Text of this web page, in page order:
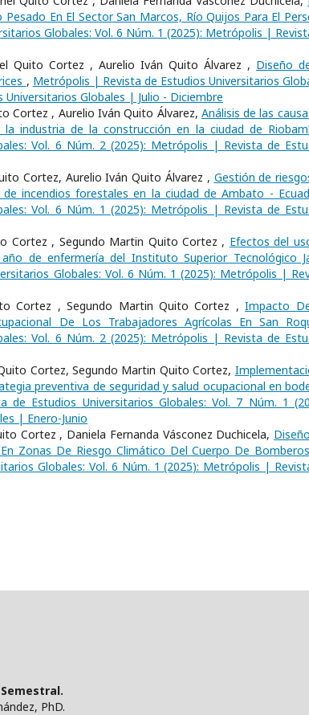
En El Sector San Marcos, Río Quijos Para El
Globales: Vol. 6 Núm. 1 (2025): Metrópolis |
Quito Cortez , Aurelio Iván Quito Álvarez , Diseño
, Metrópolis | Revista de Estudios Universitarios
Globales | Julio - Diciembre
Cortez , Aurelio Iván Quito Álvarez, Análisis de las
industria de la construcción en la ciudad de
Vol. 6 Núm. 2 (2025): Metrópolis | Revista de
Cortez, Aurelio Iván Quito Álvarez , Gestión de
incendios forestales en la ciudad de Ambato -
Vol. 6 Núm. 1 (2025): Metrópolis | Revista de
Cortez , Segundo Martin Quito Cortez , Efectos del
de enfermería del Instituto Superior Tecnológico
Globales: Vol. 6 Núm. 1 (2025): Metrópolis |
Cortez , Segundo Martin Quito Cortez ,Impacto
De Los Trabajadores Agrícolas En San
Vol. 6 Núm. 2 (2025): Metrópolis | Revista de
Cortez, Segundo Martin Quito Cortez,
preventiva de seguridad y salud ocupacional en
de Estudios Universitarios Globales: Vol. 7 Núm. 1
| Enero-Junio
Cortez , Daniela Fernanda Vásconez Duchicela,
Zonas De Riesgo Climático Del Cuerpo De
Globales: Vol. 6 Núm. 1 (2025): Metrópolis |
PhD.